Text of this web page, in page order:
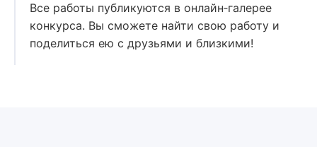
Все работы публикуются в онлайн‑галерее
конкурса. Вы сможете найти свою работу и
поделиться ею с друзьями и близкими!